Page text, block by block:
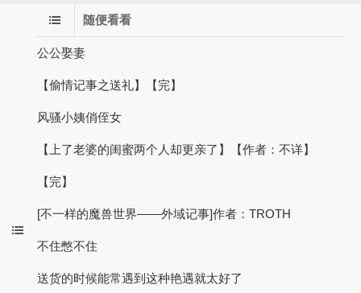
随便看看
公公娶妻
【偷情记事之送礼】【完】
风骚小姨俏侄女
【上了老婆的闺蜜两个人却更亲了】【作者：不详】
【完】
[不一样的魔兽世界——外域记事]作者：TROTH
不住憋不住
送货的时候能常遇到这种艳遇就太好了